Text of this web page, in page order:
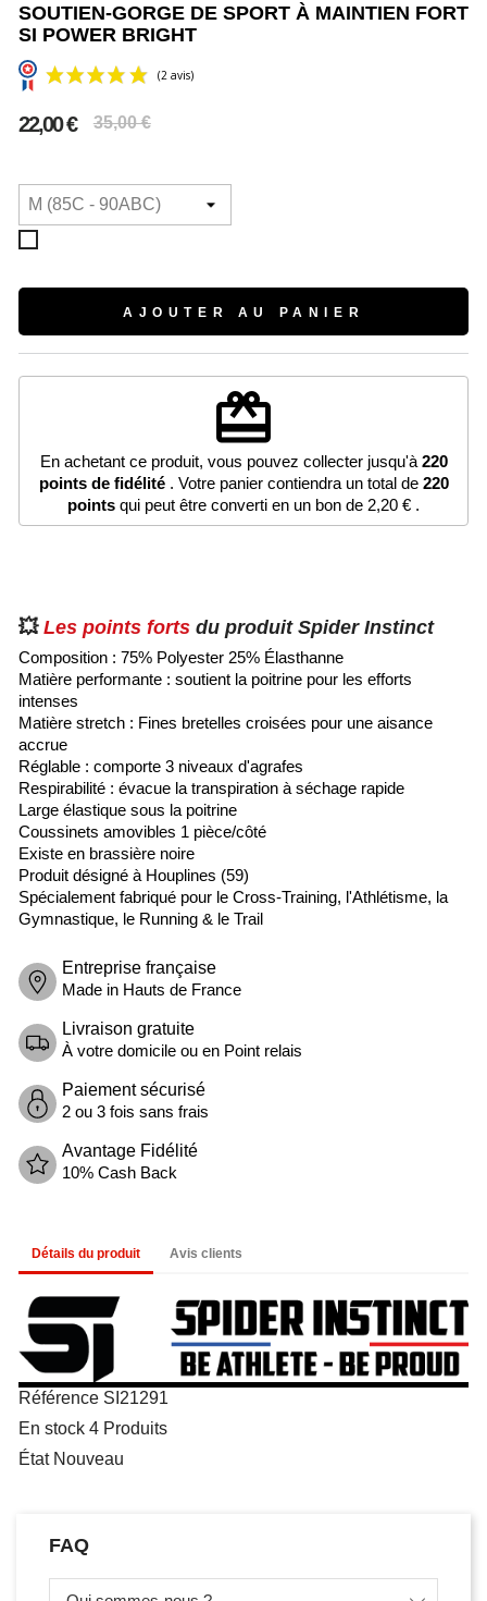
SOUTIEN-GORGE DE SPORT À MAINTIEN FORT
SI POWER BRIGHT
22,00 € 35,00 €
AJOUTER AU PANIER
redeem
En achetant ce produit, vous pouvez collecter jusqu'à 220
points de fidélité. Votre panier contiendra un total de 220
points qui peut être converti en un bon de 2,20 € .
💥Les points fortsdu produit Spider Instinct
Composition : 75% Polyester 25% Élasthanne
Matière performante : soutient la poitrine pour les efforts
intenses
Matière stretch : Fines bretelles croisées pour une aisance
accrue
Réglable : comporte 3 niveaux d'agrafes
Respirabilité : évacue la transpiration à séchage rapide
Large élastique sous la poitrine
Coussinets amovibles 1 pièce/côté
Existe en brassière noire
Produit désigné à Houplines (59)
Spécialement fabriqué pour le Cross-Training, l'Athlétisme, la
Gymnastique, le Running & le Trail
Entreprise française
Made in Hauts de France
Livraison gratuite
À votre domicile ou en Point relais
Paiement sécurisé
2 ou 3 fois sans frais
Avantage Fidélité
10% Cash Back
Détails du produit Avis clients
Référence SI21291
En stock 4 Produits
État Nouveau
FAQ